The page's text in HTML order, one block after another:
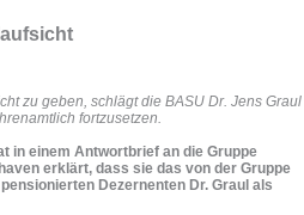
zu geben, schlägt die BASU Dr. Jens Graul
fortzusetzen.
in einem Antwortbrief an die Gruppe
erklärt, dass sie das von der Gruppe
Dezernenten Dr. Graul als